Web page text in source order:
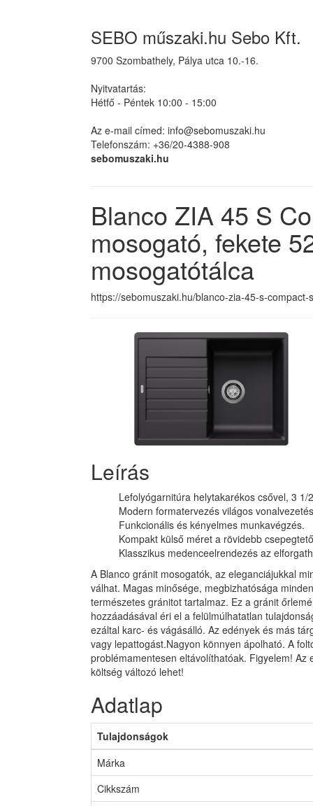
SEBO műszaki.hu Sebo Kft.
9700 Szombathely, Pálya utca 10.-16.
Nyitvatartás:
Hétfő - Péntek 10:00 - 15:00
Az e-mail címed: info@sebomuszaki.hu
Telefonszám: +36/20-4388-908
sebomuszaki.hu
Blanco ZIA 45 S
mosogató, fekete
mosogatótálca
https://sebomuszaki.hu/blanco-zia-45-s-
Leírás
Lefolyógarnitúra helytakarékos csővel, 3 1/
Modern formatervezés világos
Funkcionális és kényelmes munkavégzés.
Kompakt külső méret a rövidebb
Klasszikus medenceelrendezés az
A Blanco gránit mosogatók, az eleganciájukkal
válhat. Magas minősége, megbizhatósága
természetes gránitot tartalmaz. Ez a gránit
hozzáadásával éri el a felülmúlhatatlan
ezáltal karc- és vágásálló. Az edények és más
vagy lepattogást.Nagyon könnyen ápolható. A
problémamentesen eltávolíthatóak. Figyelem!
költség változó lehet!
Adatlap
Tulajdonságok
Márka
Cikkszám